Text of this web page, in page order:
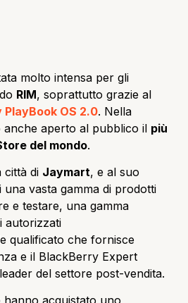
molto intensa per gli
RIM, soprattutto grazie al
OS 2.0. Nella
anche aperto al pubblico il più
del mondo.
città di Jaymart, e al suo
vasta gamma di prodotti
e testare, una gamma
autorizzati
qualificato che fornisce
e il BlackBerry Expert
del settore post-vendita.